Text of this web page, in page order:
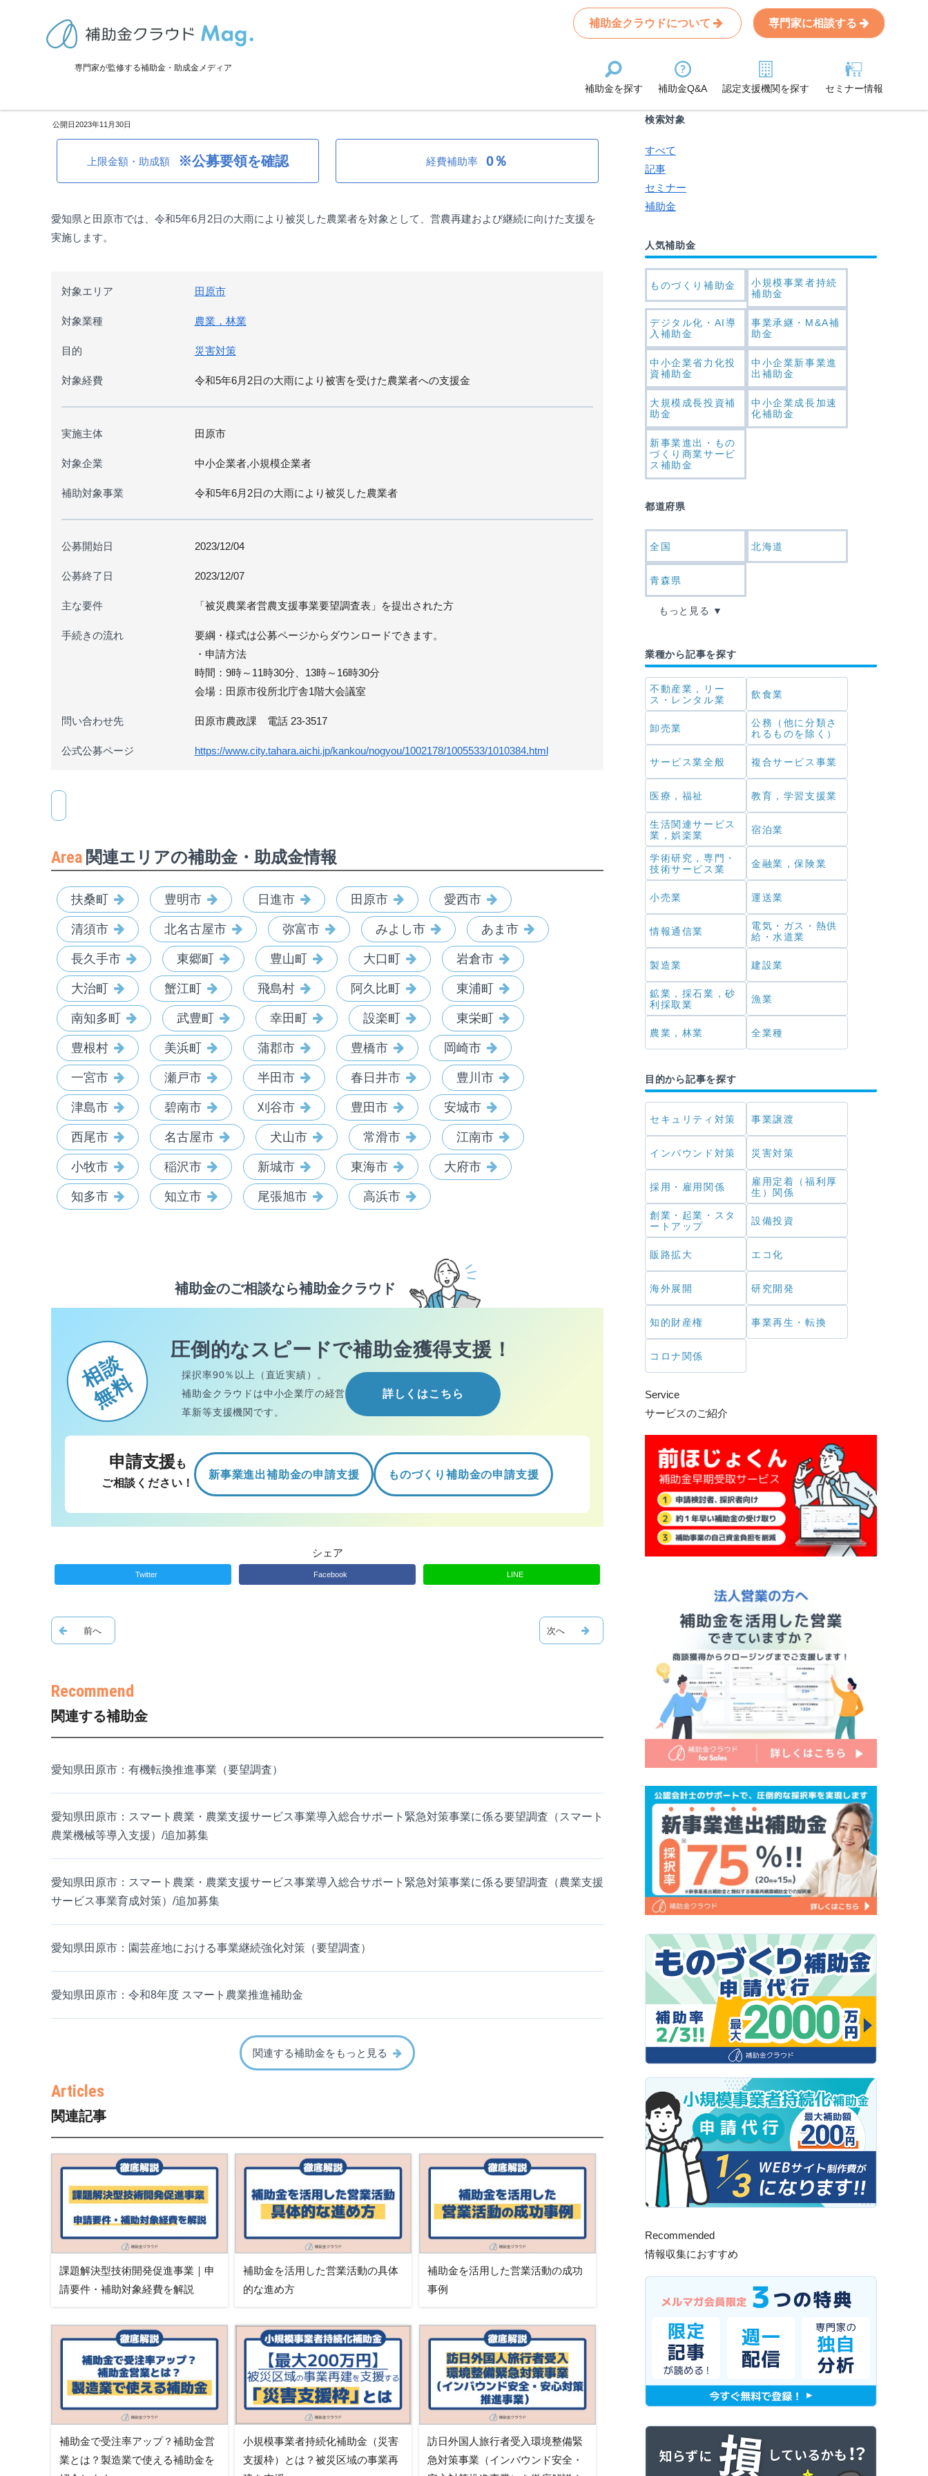
専門家が監修する補助金・助成金メディア
補助金クラウドについて 専門家に相談する
補助金を探す 補助金Q&A 認定支援機関を探す セミナー情報
>補助金・助成金詳細
2023年11月30日
上限金額・助成額 ※公募要領を確認 経費補助率 0％
愛知県と田原市では、令和5年6月2日の大雨により被災した農業者を対象として、営農再建および継続に向けた支援を
実施します。
対象エリア 田原市
対象業種 農業，林業
目的 災害対策
対象経費 令和5年6月2日の大雨により被害を受けた農業者への支援金
実施主体 田原市
対象企業 中小企業者,小規模企業者
補助対象事業 令和5年6月2日の大雨により被災した農業者
公募開始日 2023/12/04
公募終了日 2023/12/07
主な要件 「被災農業者営農支援事業要望調査表」を提出された方
手続きの流れ
要綱・様式は公募ページからダウンロードできます。
・申請方法
時間：9時～11時30分、13時～16時30分
会場：田原市役所北庁舎1階大会議室
問い合わせ先 田原市農政課 電話 23-3517
公式公募ページ https://www.city.tahara.aichi.jp/kankou/nogyou/1002178/1005533/1010384.html
Area 関連エリアの補助金・助成金情報
扶桑町 豊明市 日進市 田原市 愛西市
清須市 北名古屋市 弥富市 みよし市 あま市
長久手市 東郷町 豊山町 大口町 岩倉市
大治町 蟹江町 飛島村 阿久比町 東浦町
南知多町 武豊町 幸田町 設楽町 東栄町
豊根村 美浜町 蒲郡市 豊橋市 岡崎市
一宮市 瀬戸市 半田市 春日井市 豊川市
津島市 碧南市 刈谷市 豊田市 安城市
西尾市 名古屋市 犬山市 常滑市 江南市
小牧市 稲沢市 新城市 東海市 大府市
知多市 知立市 尾張旭市 高浜市
補助金のご相談なら補助金クラウド
相談
無料
圧倒的なスピードで補助金獲得支援！
採択率90％以上（直近実績）。
補助金クラウドは中小企業庁の経営
革新等支援機関です。
詳しくはこちら
申請支援 も
ご相談ください！
新事業進出補助金の申請支援 ものづくり補助金の申請支援
シェア
Twitter Facebook LINE
関連する補助金
愛知県田原市：有機転換推進事業（要望調査）
愛知県田原市：スマート農業・農業支援サービス事業導入総合サポート緊急対策事業に係る要望調査（スマート
農業機械等導入支援）/追加募集
愛知県田原市：スマート農業・農業支援サービス事業導入総合サポート緊急対策事業に係る要望調査（農業支援
サービス事業育成対策）/追加募集
愛知県田原市：園芸産地における事業継続強化対策（要望調査）
愛知県田原市：令和8年度 スマート農業推進補助金
関連する補助金をもっと見る
関連記事
課題解決型技術開発促進事業｜申
請要件・補助対象経費を解説
補助金を活用した営業活動の具体
的な進め方
補助金を活用した営業活動の成功
事例
補助金で受注率アップ？補助金営
業とは？製造業で使える補助金を
小規模事業者持続化補助金（災害
支援枠）とは？被災区域の事業再
訪日外国人旅行者受入環境整備緊
急対策事業（インバウンド安全・
Search
条件から記事を探す
検索対象
すべて
記事
セミナー
補助金
人気補助金
ものづくり補助金
小規模事業者持続
補助金
デジタル化・AI導
入補助金
事業承継・M&A補
助金
中小企業省力化投
資補助金
中小企業新事業進
出補助金
大規模成長投資補
助金
中小企業成長加速
化補助金
新事業進出・もの
づくり商業サービ
ス補助金
都道府県
全国 北海道
青森県
もっと見る
業種から記事を探す
不動産業，リー
ス・レンタル業
飲食業
卸売業
公務（他に分類さ
れるものを除く）
サービス業全般 複合サービス事業
医療，福祉 教育，学習支援業
生活関連サービス
業，娯楽業
宿泊業
学術研究，専門・
技術サービス業
金融業，保険業
小売業 運送業
情報通信業
電気・ガス・熱供
給・水道業
製造業 建設業
鉱業，採石業，砂
利採取業
漁業
農業，林業 全業種
目的から記事を探す
セキュリティ対策 事業譲渡
インバウンド対策 災害対策
採用・雇用関係
雇用定着（福利厚
生）関係
創業・起業・スタ
ートアップ
設備投資
販路拡大 エコ化
海外展開 研究開発
知的財産権 事業再生・転換
コロナ関係
Service
サービスのご紹介
Recommended
情報収集におすすめ